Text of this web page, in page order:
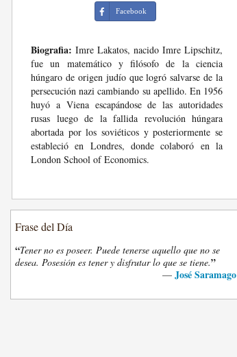
Facebook
Biografia: Imre Lakatos, nacido Imre Lipschitz,
fue un matemático y filósofo de la ciencia
húngaro de origen judío que logró salvarse de la
persecución nazi cambiando su apellido. En 1956
huyó a Viena escapándose de las autoridades
rusas luego de la fallida revolución húngara
abortada por los soviéticos y posteriormente se
estableció en Londres, donde colaboró en la
London School of Economics.
Frase del Día
“Tener no es poseer. Puede tenerse aquello que no se
desea. Posesión es tener y disfrutar lo que se tiene.”
— José Saramago